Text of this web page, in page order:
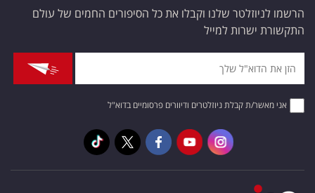
הרשמו לניוזלטר שלנו וקבלו את כל הסיפורים החמים של עולם
התקשורת ישרות למייל
אני מאשר/ת קבלת ניוזלטרים ודיוורים פרסומיים בדוא"ל